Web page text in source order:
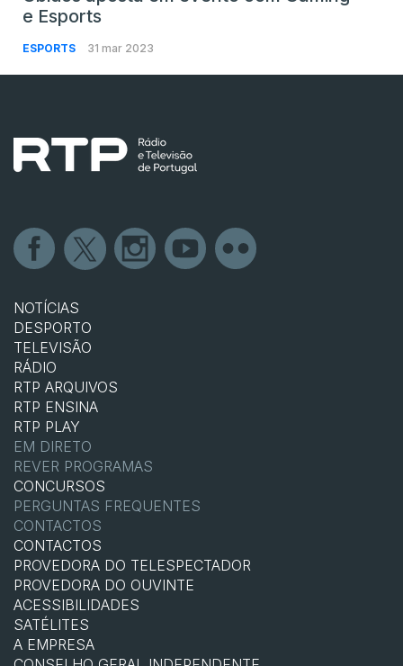
e Esports
ESPORTS 31 mar 2023
NOTÍCIAS
DESPORTO
TELEVISÃO
RÁDIO
RTP ARQUIVOS
RTP ENSINA
RTP PLAY
EM DIRETO
REVER PROGRAMAS
CONCURSOS
PERGUNTAS FREQUENTES
CONTACTOS
CONTACTOS
PROVEDORA DO TELESPECTADOR
PROVEDORA DO OUVINTE
ACESSIBILIDADES
SATÉLITES
A EMPRESA